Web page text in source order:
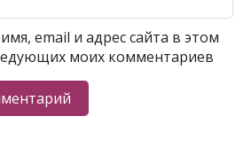
email и адрес сайта в этом
моих комментариев